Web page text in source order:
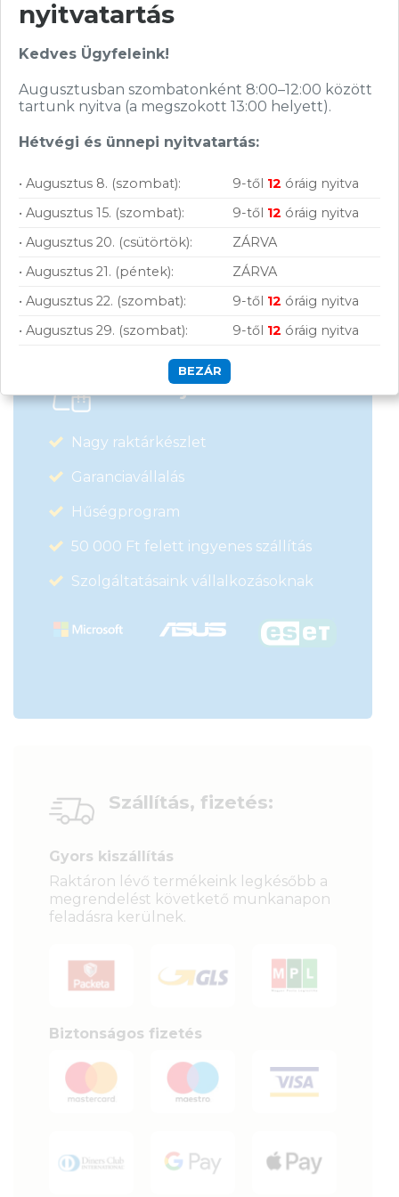
Hírlevelünkről bármikor leiratkozhatsz.
adatkezelési tájékoztatót.
FELIRATKOZOM
Vásárolj nálunk!
Nagy raktárkészlet
Garanciavállalás
Hűségprogram
50 000 Ft felett ingyenes szállítás
Szolgáltatásaink vállalkozásoknak
Szállítás, fizetés:
Gyors kiszállítás
Raktáron lévő termékeink legkésőbb a
megrendelést követkető munkanapon
feladásra kerülnek.
Biztonságos fizetés
nyitvatartás
Kedves Ügyfeleink!
Augusztusban szombatonként 8:00–12:00 között
tartunk nyitva (a megszokott 13:00 helyett).
Hétvégi és ünnepi nyitvatartás:
• Augusztus 8. (szombat): 9-től 12 óráig nyitva
• Augusztus 15. (szombat):
9-től 12 óráig nyitva
• Augusztus 20. (csütörtök):
ZÁRVA
• Augusztus 21. (péntek):
ZÁRVA
• Augusztus 22. (szombat):
9-től 12 óráig nyitva
• Augusztus 29. (szombat):
9-től 12 óráig nyitva
BEZÁR